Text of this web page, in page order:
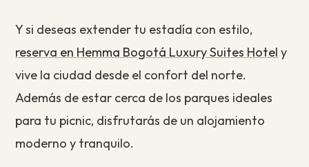
Y si deseas extender tu estadía con estilo,
reserva en Hemma Bogotá Luxury Suites Hotel y
vive la ciudad desde el confort del norte.
Además de estar cerca de los parques ideales
para tu picnic, disfrutarás de un alojamiento
moderno y tranquilo.